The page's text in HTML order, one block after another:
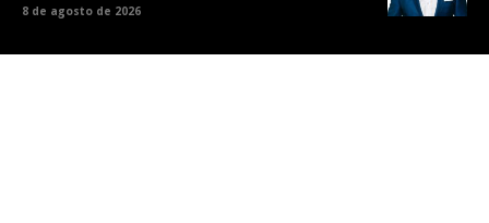
8 de agosto de 2026